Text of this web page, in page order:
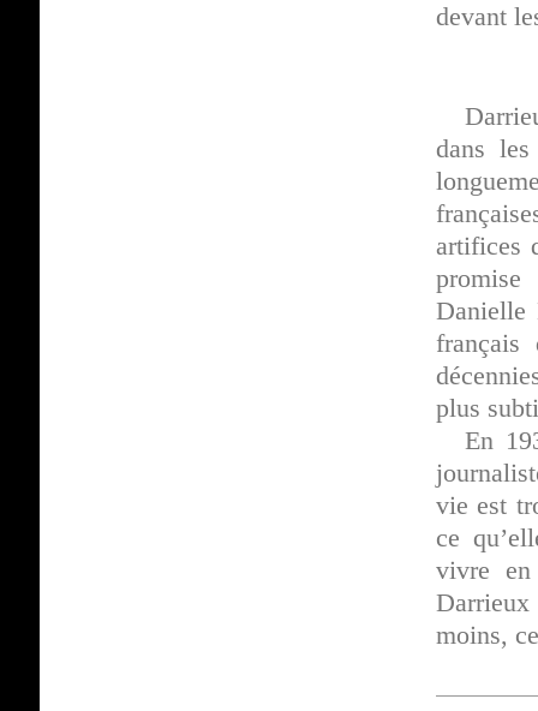
devant
dans
artifices
Danielle
français
plus
En
vie est
ce
vivre
Darrieux
moins,